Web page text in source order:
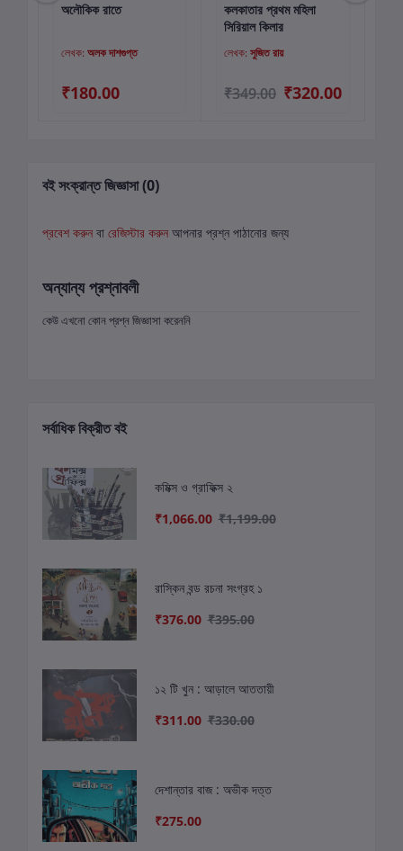
কার্টে যোগ করুন
অলৌকিক রাতে
লেখক: অলক দাশগুপ্ত
₹180.00
কার্টে যোগ করুন
কলকাতার প্রথম মহিলা
সিরিয়াল কিলার
লেখক: সুজিত রায়
₹349.00 ₹320.00
বই সংক্রান্ত জিজ্ঞাসা (0)
প্রবেশ করুন বা রেজিস্টার করুন আপনার প্রশ্ন পাঠানোর জন্য
অন্যান্য প্রশ্নাবলী
কেউ এখনো কোন প্রশ্ন জিজ্ঞাসা করেননি
সর্বাধিক বিক্রীত বই
কমিক্স ও গ্রাফিক্স ২
₹1,066.00 ₹1,199.00
রাস্কিন বন্ড রচনা সংগ্রহ ১
₹376.00 ₹395.00
১২ টি খুন : আড়ালে আততায়ী
₹311.00 ₹330.00
দেশান্তার বাজ : অভীক দত্ত
₹275.00